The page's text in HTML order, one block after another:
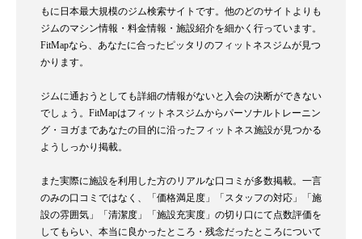
もに日本最大規模のジム検索サイトです。他のどのサイトよりも
ジムのマシン情報・料金情報・施設紹介を細かく行っています。
FitMapなら、あなたに合ったピッタリのフィットネスジムが見つ
かります。
ジムに通おうとしても詳細の情報がないと入会の決断ができない
でしょう。FitMapはフィットネスジムからパーソナルトレーニン
グ・ヨガまであなたの目的に沿ったフィットネス施設が見つかる
ようしっかり掲載。
また実際に施設を利用した方のリアルな口コミが多数掲載。一言
のみの口コミではなく、「価格満足度」「スタッフの対応」「施
設の雰囲気」「清潔度」「施設充実度」の切り口にて点数評価を
してもらい、本当に良かったところ・残念だったところについて